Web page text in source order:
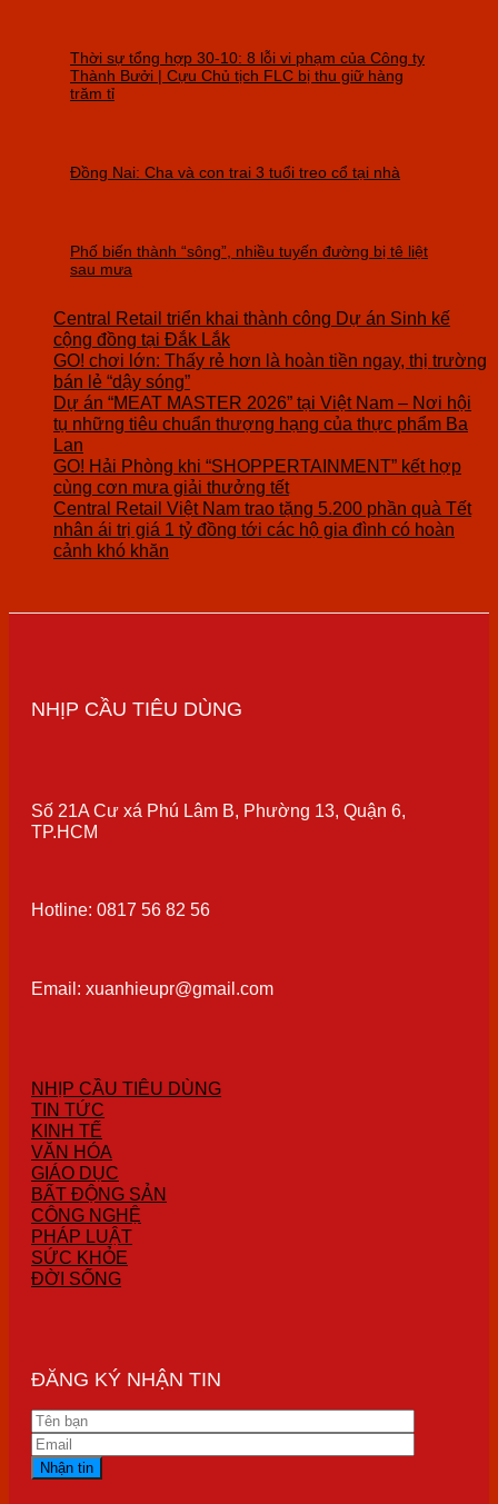
Thời sự tổng hợp 30-10: 8 lỗi vi phạm của Công ty
Thành Bưởi | Cựu Chủ tịch FLC bị thu giữ hàng
trăm tỉ
Đồng Nai: Cha và con trai 3 tuổi treo cổ tại nhà
Phố biến thành “sông”, nhiều tuyến đường bị tê liệt
sau mưa
Central Retail triển khai thành công Dự án Sinh kế
cộng đồng tại Đắk Lắk
GO! chơi lớn: Thấy rẻ hơn là hoàn tiền ngay, thị trường
bán lẻ “dậy sóng”
Dự án “MEAT MASTER 2026” tại Việt Nam – Nơi hội
tụ những tiêu chuẩn thượng hạng của thực phẩm Ba
Lan
GO! Hải Phòng khi “SHOPPERTAINMENT” kết hợp
cùng cơn mưa giải thưởng tết
Central Retail Việt Nam trao tặng 5.200 phần quà Tết
nhân ái trị giá 1 tỷ đồng tới các hộ gia đình có hoàn
cảnh khó khăn
NHỊP CẦU TIÊU DÙNG
Số 21A Cư xá Phú Lâm B, Phường 13, Quận 6,
TP.HCM
Hotline: 0817 56 82 56
Email: xuanhieupr@gmail.com
NHỊP CẦU TIÊU DÙNG
TIN TỨC
KINH TẾ
VĂN HÓA
GIÁO DỤC
BẤT ĐỘNG SẢN
CÔNG NGHỆ
PHÁP LUẬT
SỨC KHỎE
ĐỜI SỐNG
ĐĂNG KÝ NHẬN TIN